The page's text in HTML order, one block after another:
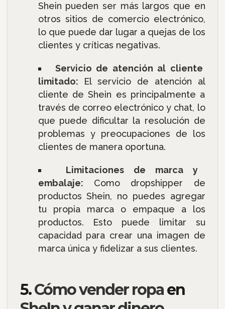
Shein pueden ser más largos que en
otros sitios de comercio electrónico,
lo que puede dar lugar a quejas de los
clientes y críticas negativas.
Servicio de atención al cliente
limitado: El servicio de atención al
cliente de Shein es principalmente a
través de correo electrónico y chat, lo
que puede dificultar la resolución de
problemas y preocupaciones de los
clientes de manera oportuna.
Limitaciones de marca y
embalaje: Como dropshipper de
productos Shein, no puedes agregar
tu propia marca o empaque a los
productos. Esto puede limitar su
capacidad para crear una imagen de
marca única y fidelizar a sus clientes.
5.Cómo vender ropaen